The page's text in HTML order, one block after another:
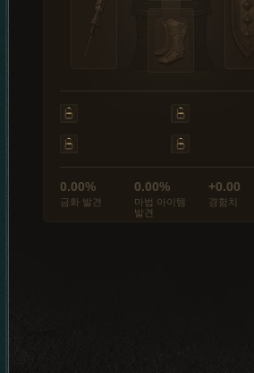
0.00%
금화 발견
0.00%
마법 아이템
발견
+0.00
경험치